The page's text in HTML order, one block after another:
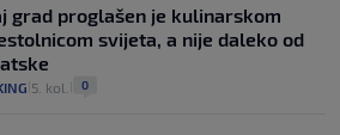
grad proglašen je kulinarskom
svijeta, a nije daleko od
5. kol. 0